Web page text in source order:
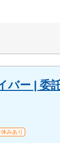
バー | 委
みあり